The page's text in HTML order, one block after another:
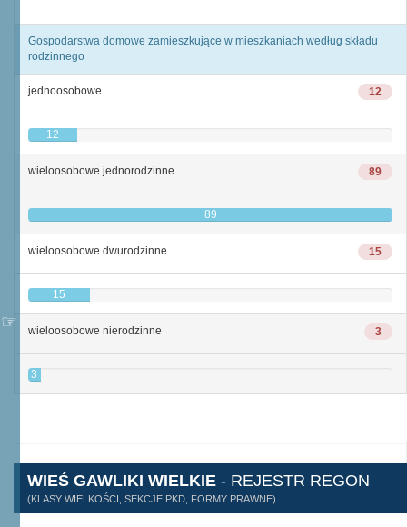
Gospodarstwa domowe zamieszkujące w mieszkaniach według składu
rodzinnego
12
jednoosobowe
12
89
wieloosobowe jednorodzinne
89
15
wieloosobowe dwurodzinne
15
3
wieloosobowe nierodzinne
3
WIEŚ GAWLIKI WIELKIE - REJESTR REGON
(KLASY WIELKOŚCI, SEKCJE PKD, FORMY PRAWNE)